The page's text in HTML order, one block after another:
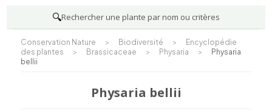
🔍Rechercher une plante par nom ou critères
Conservation Nature > Biodiversité >
Encyclopédie
des plantes
> Brassicaceae > Physaria >
Physaria
bellii
Physaria bellii